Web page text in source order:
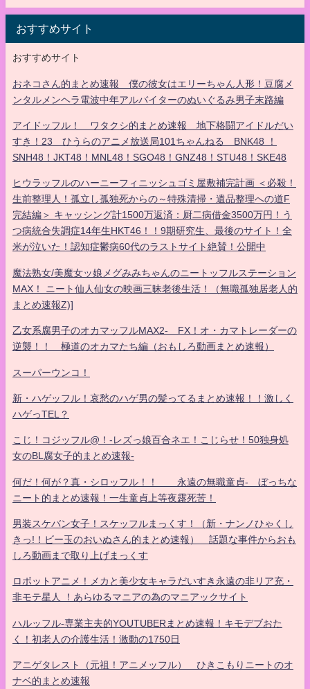
おすすめサイト
おすすめサイト
おネコさん的まとめ速報 僕の彼女はエリーちゃん人形！豆腐メ
ンタルメンヘラ電波中年アルバイターのぬいぐるみ男子末路編
アイドッフル！ ワタクシ的まとめ速報 地下格闘アイドルだい
すき！23 ひうらのアニメ放送局101ちゃんねる BNK48 ！
SNH48！JKT48！MNL48！SGO48！GNZ48！STU48！SKE48
ヒウラッフルのハーニーフィニッシュゴミ屋敷補完計画 ＜必殺！
生前整理人！孤立し孤独死からの～特殊清掃・遺品整理への道F
完結編＞ キャッシング計1500万返済：厨二病借金3500万円！う
つ病統合失調症14年生HKT46！！9期研究生、最後のサイト！全
米が泣いた！認知症鬱病60代のラストサイト絶賛！公開中
魔法熟女/美魔女ッ娘メグみみちゃんのニートッフルステーション
MAX！ ニート仙人仙女の映画三昧老後生活！（無職孤独居老人的
まとめ速報Z)]
乙女系腐男子のオカマッフルMAX2- FX！オ・カマトレーダーの
逆襲！！ 極道のオカマたち編（おもしろ動画まとめ速報）
スーパーウンコ！
新・ハゲッフル！哀愁のハゲ男の髪ってるまとめ速報！！激しく
ハゲっTEL？
こじ！コジッフル@！-レズっ娘百合ネエ！こじらせ！50独身処
女のBL腐女子的まとめ速報-
何だ！何が？真・シロッフル！！ 永遠の無職童貞- ぼっちな
ニート的まとめ速報！一生童貞上等夜露死苦！
男装スケバン女子！スケッフルまっくす！（新・ナンノひゃくし
きっ!！ビー玉のおいぬさん的まとめ速報） 話題な事件からおも
しろ動画まで取り上げまっくす
ロボットアニメ！メカと美少女キャラだいすき永遠の非リア充・
非モテ星人 ！あらゆるマニアの為のマニアックサイト
ハルッフル-専業主夫的YOUTUBERまとめ速報！キモデブおた
く！初老人の介護生活！激動の1750日
アニゲタレスト（元祖！アニメッフル） ひきこもりニートのオ
ナベ的まとめ速報